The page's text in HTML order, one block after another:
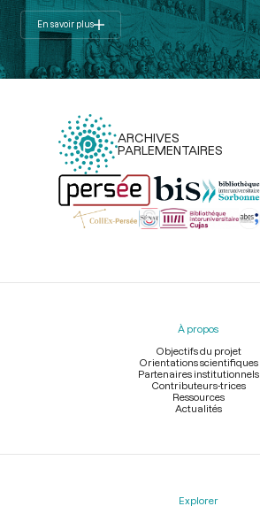
En savoir plus
ARCHIVES
PARLEMENTAIRES
Menu
À propos
Objectifs du projet
Orientations scientifiques
Partenaires institutionnels
Contributeurs-trices
Ressources
Actualités
Explorer